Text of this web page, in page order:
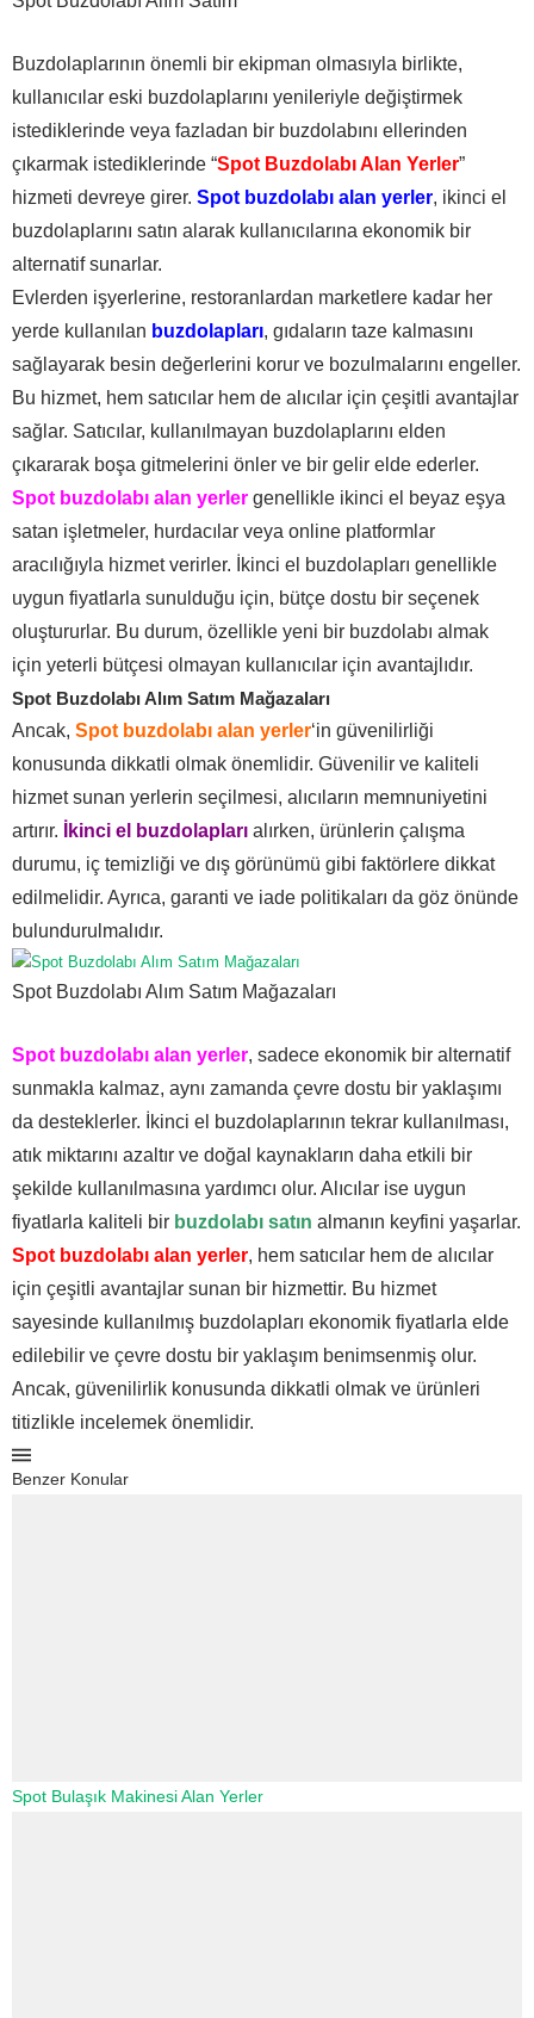
Buzdolaplarının önemli bir ekipman olmasıyla birlikte,
kullanıcılar eski buzdolaplarını yenileriyle değiştirmek
istediklerinde veya fazladan bir buzdolabını ellerinden
çıkarmak istediklerinde “Spot Buzdolabı Alan Yerler”
hizmeti devreye girer. Spot buzdolabı alan yerler, ikinci el
buzdolaplarını satın alarak kullanıcılarına ekonomik bir
alternatif sunarlar.
Evlerden işyerlerine, restoranlardan marketlere kadar her
yerde kullanılan buzdolapları, gıdaların taze kalmasını
sağlayarak besin değerlerini korur ve bozulmalarını engeller.
Bu hizmet, hem satıcılar hem de alıcılar için çeşitli avantajlar
sağlar. Satıcılar, kullanılmayan buzdolaplarını elden
çıkararak boşa gitmelerini önler ve bir gelir elde ederler.
Spot buzdolabı alan yerler genellikle ikinci el beyaz eşya
satan işletmeler, hurdacılar veya online platformlar
aracılığıyla hizmet verirler. İkinci el buzdolapları genellikle
uygun fiyatlarla sunulduğu için, bütçe dostu bir seçenek
oluştururlar. Bu durum, özellikle yeni bir buzdolabı almak
için yeterli bütçesi olmayan kullanıcılar için avantajlıdır.
Spot Buzdolabı Alım Satım Mağazaları
Ancak, Spot buzdolabı alan yerler‘in güvenilirliği
konusunda dikkatli olmak önemlidir. Güvenilir ve kaliteli
hizmet sunan yerlerin seçilmesi, alıcıların memnuniyetini
artırır.
İkinci el buzdolapları alırken, ürünlerin çalışma
durumu, iç temizliği ve dış görünümü gibi faktörlere dikkat
edilmelidir. Ayrıca, garanti ve iade politikaları da göz önünde
bulundurulmalıdır.
Spot Buzdolabı Alım Satım Mağazaları
Spot buzdolabı alan yerler, sadece ekonomik bir alternatif
sunmakla kalmaz, aynı zamanda çevre dostu bir yaklaşımı
da desteklerler. İkinci el buzdolaplarının tekrar kullanılması,
atık miktarını azaltır ve doğal kaynakların daha etkili bir
şekilde kullanılmasına yardımcı olur. Alıcılar ise uygun
fiyatlarla kaliteli bir buzdolabı satın almanın keyfini yaşarlar.
Spot buzdolabı alan yerler, hem satıcılar hem de alıcılar
için çeşitli avantajlar sunan bir hizmettir. Bu hizmet
sayesinde kullanılmış buzdolapları ekonomik fiyatlarla elde
edilebilir ve çevre dostu bir yaklaşım benimsenmiş olur.
Ancak, güvenilirlik konusunda dikkatli olmak ve ürünleri
titizlikle incelemek önemlidir.
Benzer Konular
Spot Bulaşık Makinesi Alan Yerler